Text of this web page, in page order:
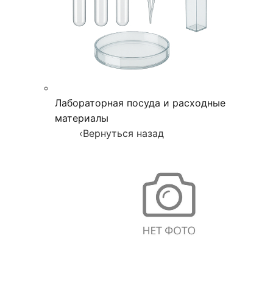
Лабораторная посуда и расходные
материалы
‹Вернуться назад